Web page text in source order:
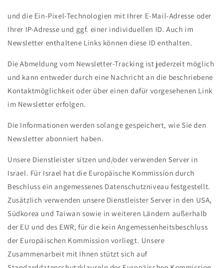
und die Ein-Pixel-Technologien mit Ihrer E-Mail-Adresse oder
Ihrer IP-Adresse und ggf. einer individuellen ID. Auch im
Newsletter enthaltene Links können diese ID enthalten.
Die Abmeldung vom Newsletter-Tracking ist jederzeit möglich
und kann entweder durch eine Nachricht an die beschriebene
Kontaktmöglichkeit oder über einen dafür vorgesehenen Link
im Newsletter erfolgen.
Die Informationen werden solange gespeichert, wie Sie den
Newsletter abonniert haben.
Unsere Dienstleister sitzen und/oder verwenden Server in
Israel. Für Israel hat die Europäische Kommission durch
Beschluss ein angemessenes Datenschutzniveau festgestellt.
Zusätzlich verwenden unsere Dienstleister Server in den USA,
Südkorea und Taiwan sowie in weiteren Ländern außerhalb
der EU und des EWR, für die kein Angemessenheitsbeschluss
der Europäischen Kommission vorliegt. Unsere
Zusammenarbeit mit Ihnen stützt sich auf